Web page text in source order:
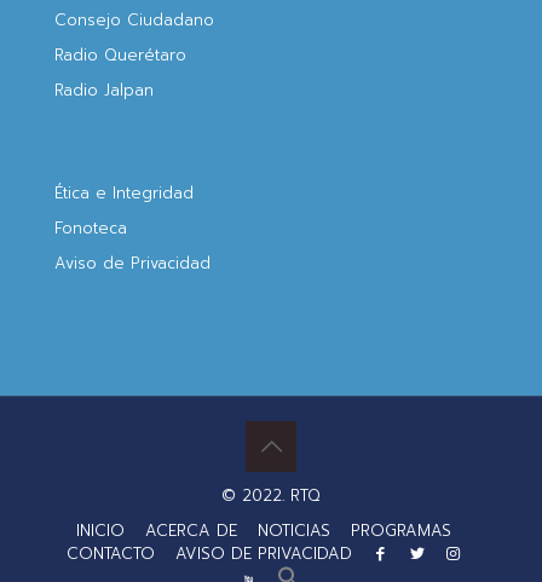
Consejo Ciudadano
Radio Querétaro
Radio Jalpan
Ética e Integridad
Fonoteca
Aviso de Privacidad
© 2022. RTQ
INICIO
ACERCA DE NOTICIAS
PROGRAMAS
CONTACTO
AVISO DE PRIVACIDAD